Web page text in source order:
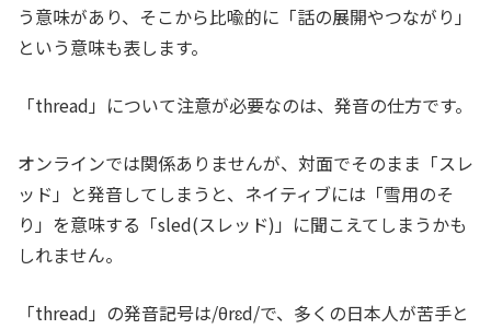
う意味があり、そこから比喩的に「話の展開やつながり」
という意味も表します。
「thread」について注意が必要なのは、発音の仕方です。
オンラインでは関係ありませんが、対面でそのまま「スレ
ッド」と発音してしまうと、ネイティブには「雪用のそ
り」を意味する「sled(スレッド)」に聞こえてしまうかも
しれません。
「thread」の発音記号は/θrɛd/で、多くの日本人が苦手と